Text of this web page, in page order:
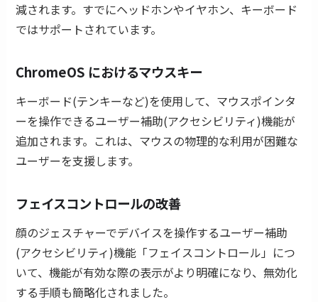
減されます。すでにヘッドホンやイヤホン、キーボード
ではサポートされています。
ChromeOS におけるマウスキー
キーボード(テンキーなど)を使用して、マウスポインタ
ーを操作できるユーザー補助(アクセシビリティ)機能が
追加されます。これは、マウスの物理的な利用が困難な
ユーザーを支援します。
フェイスコントロールの改善
顔のジェスチャーでデバイスを操作するユーザー補助
(アクセシビリティ)機能「フェイスコントロール」につ
いて、機能が有効な際の表示がより明確になり、無効化
する手順も簡略化されました。